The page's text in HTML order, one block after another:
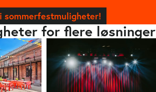
sommerfestmuligheter!
for flere løsninger